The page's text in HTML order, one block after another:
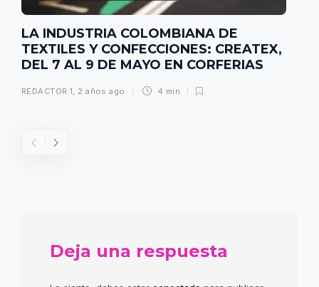
LA INDUSTRIA COLOMBIANA DE
TEXTILES Y CONFECCIONES: CREATEX,
DEL 7 AL 9 DE MAYO EN CORFERIAS
REDACTOR 1, 2 años ago 4 min
Deja una respuesta